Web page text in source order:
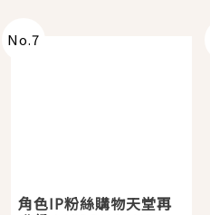
No.7
角色IP粉絲購物天堂再